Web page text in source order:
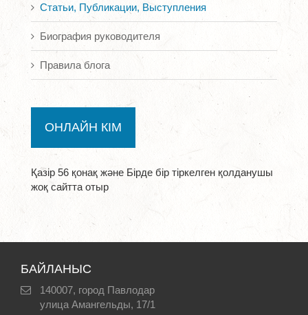
Статьи, Публикации, Выступления
Биография руководителя
Правила блога
ОНЛАЙН КІМ
Қазір 56 қонақ және Бірде бір тіркелген қолданушы
жоқ сайтта отыр
БАЙЛАНЫС
140007, город Павлодар
улица Амангельды, 17/1